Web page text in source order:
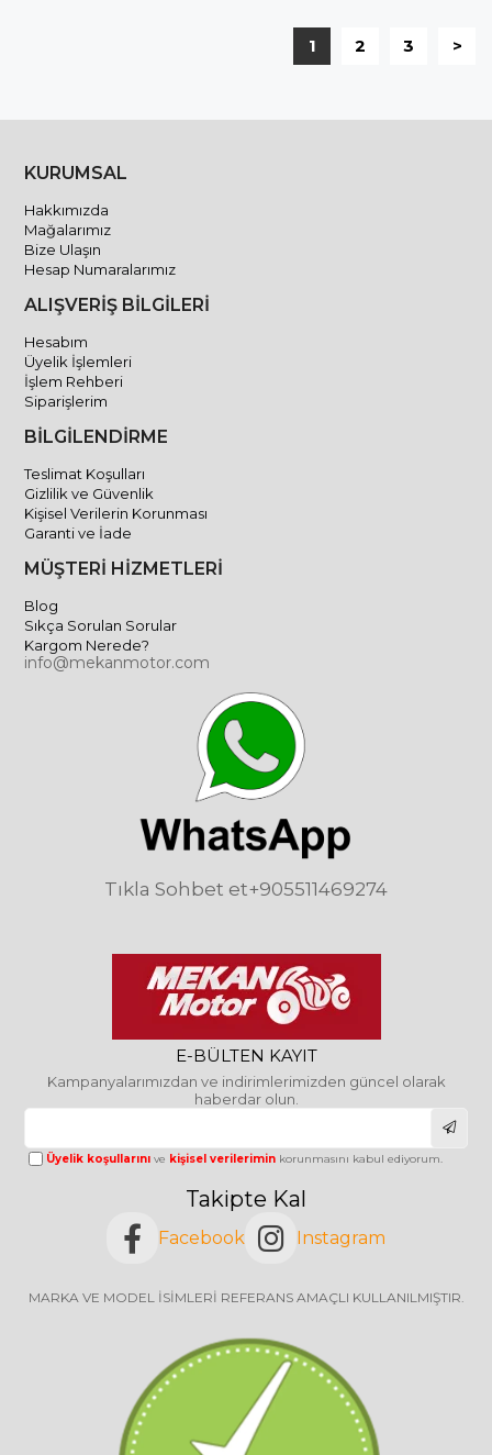
1 2 3 >
KURUMSAL
Hakkımızda
Mağalarımız
Bize Ulaşın
Hesap Numaralarımız
ALIŞVERİŞ BİLGİLERİ
Hesabım
Üyelik İşlemleri
İşlem Rehberi
Siparişlerim
BİLGİLENDİRME
Teslimat Koşulları
Gizlilik ve Güvenlik
Kişisel Verilerin Korunması
Garanti ve İade
MÜŞTERİ HİZMETLERİ
Blog
Sıkça Sorulan Sorular
Kargom Nerede?
info@mekanmotor.com
Tıkla Sohbet et+905511469274
E-BÜLTEN KAYIT
Kampanyalarımızdan ve indirimlerimizden güncel olarak
haberdar olun.
Üyelik koşullarını ve kişisel verilerimin korunmasını kabul ediyorum.
Takipte Kal
Facebook Instagram
MARKA VE MODEL İSİMLERİ REFERANS AMAÇLI KULLANILMIŞTIR.